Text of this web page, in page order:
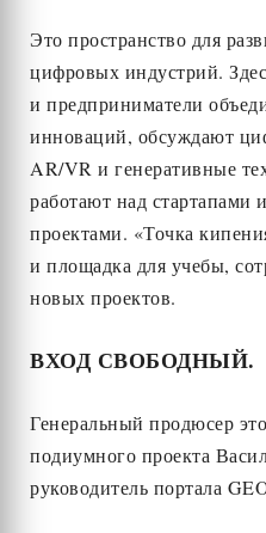
Это пространство для
цифровых индустрий.
и предприниматели
инноваций, обсуждают
AR/VR и генеративные
работают над стартапами
проектами. «Точка
и площадка для учебы,
новых проектов.
ВХОД СВОБОДНЫЙ.
Генеральный продюсер
подиумного проекта
руководитель портала